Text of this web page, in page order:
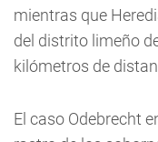
mientras que
del distrito limeño
kilómetros de
El caso Odebrecht